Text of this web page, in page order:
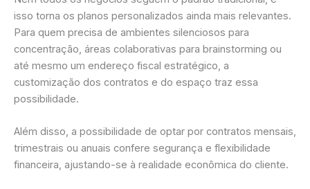
isso torna os planos personalizados ainda mais relevantes.
Para quem precisa de ambientes silenciosos para
concentração, áreas colaborativas para brainstorming ou
até mesmo um endereço fiscal estratégico, a
customização dos contratos e do espaço traz essa
possibilidade.
Além disso, a possibilidade de optar por contratos mensais,
trimestrais ou anuais confere segurança e flexibilidade
financeira, ajustando-se à realidade econômica do cliente.